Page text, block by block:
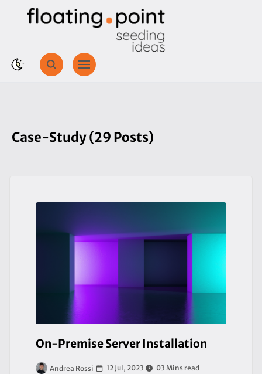
Case-Study (29 Posts)
On-Premise Server Installation
Andrea Rossi 12 Jul, 2023 03 Mins read